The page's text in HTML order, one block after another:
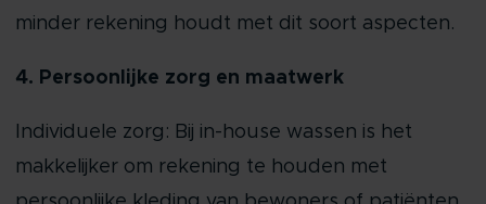
minder rekening houdt met dit soort aspecten.
4. Persoonlijke zorg en maatwerk
Individuele zorg: Bij in-house wassen is het
makkelijker om rekening te houden met